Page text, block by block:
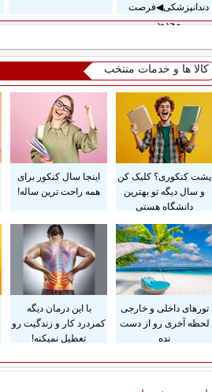
دندانپزشکی◀فرصت
محدود
کالا ها و خدمات منتخب
پشت کنکوری؟ کلیک کن
و سال دیگه تو بهترین
دانشگاه هستی
اینجا سال کنکور برای
همه راحت ترین ساله!
تورهای داخلی و خارجی
لحظه آخری رو از دست
نده
با این درمان دیگه
کمردرد کار و زندگیت رو
تعطیل نمیکنه!